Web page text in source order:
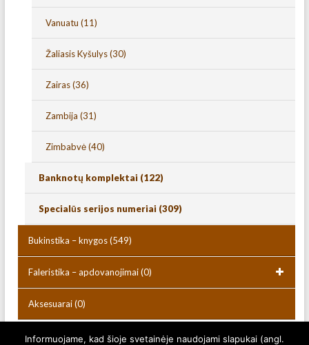
Vanuatu (11)
Žaliasis Kyšulys(30)
Zairas(36)
Zambija (31)
Zimbabvė(40)
Banknotų komplektai (122)
Specialūs serijos numeriai (309)
Bukinstika – knygos(549)
Faleristika – apdovanojimai(0)
Aksesuarai(0)
Informuojame, kad šioje svetainėje naudojami slapukai (angl.